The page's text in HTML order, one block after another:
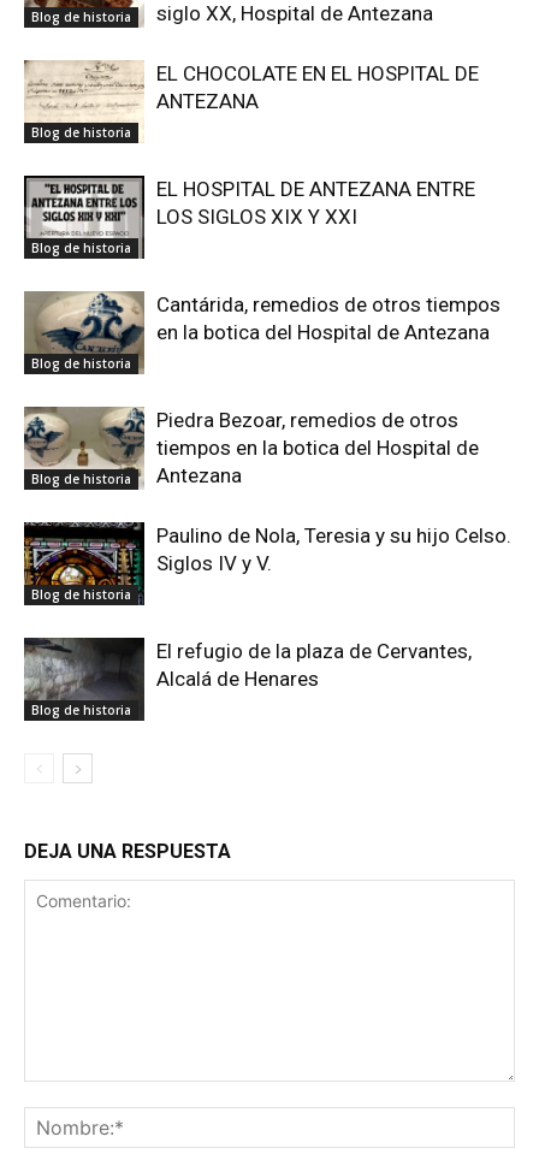
Blog de historia
siglo XX, Hospital de Antezana
Blog de historia
EL CHOCOLATE EN EL HOSPITAL DE
ANTEZANA
Blog de historia
EL HOSPITAL DE ANTEZANA ENTRE
LOS SIGLOS XIX Y XXI
Blog de historia
Cantárida, remedios de otros tiempos
en la botica del Hospital de Antezana
Blog de historia
Piedra Bezoar, remedios de otros
tiempos en la botica del Hospital de
Antezana
Blog de historia
Paulino de Nola, Teresia y su hijo Celso.
Siglos IV y V.
Blog de historia
El refugio de la plaza de Cervantes,
Alcalá de Henares
DEJA UNA RESPUESTA